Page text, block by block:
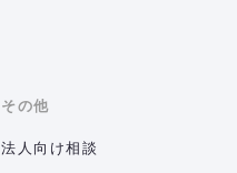
その他
法人向け相談